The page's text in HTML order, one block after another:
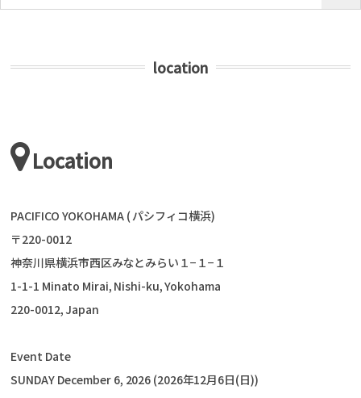
location
Location
PACIFICO YOKOHAMA ( パシフィコ横浜)
〒220-0012
神奈川県横浜市西区みなとみらい１−１−１
1-1-1 Minato Mirai, Nishi-ku, Yokohama
220-0012, Japan
Event Date
SUNDAY December 6, 2026 (2026年12月6日(日))